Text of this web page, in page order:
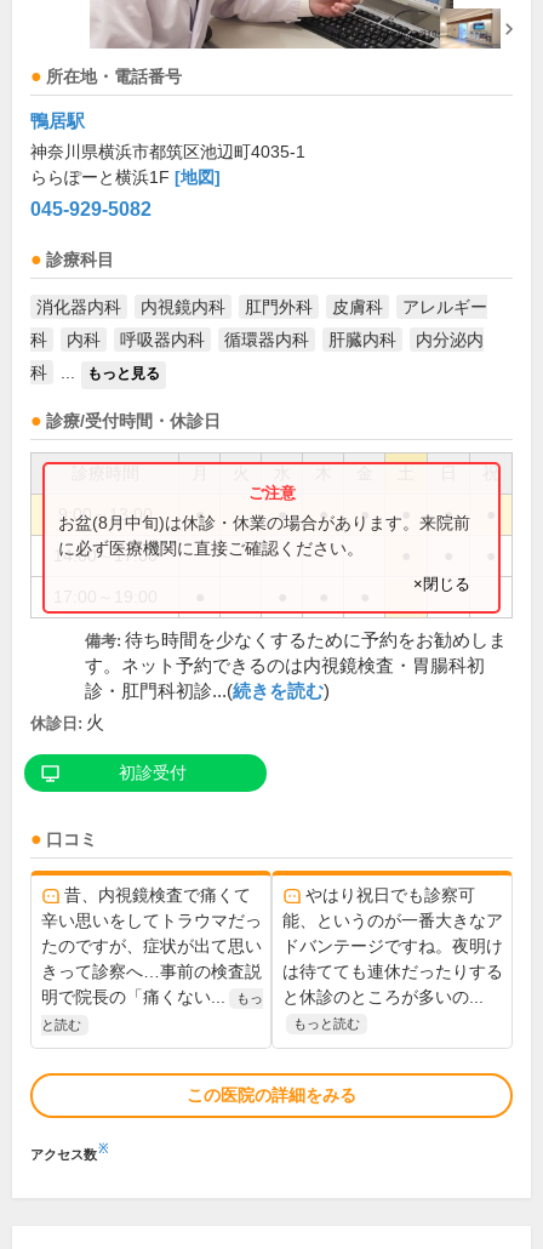
所在地・電話番号
鴨居駅
神奈川県横浜市都筑区池辺町4035-1
ららぽーと横浜1F [地図]
045-929-5082
診療科目
消化器内科 内視鏡内科 肛門外科 皮膚科
アレルギー
科
内科 呼吸器内科 循環器内科 肝臓内科
内分泌内
科
もっと見る
診療/受付時間・休診日
祝
9:00～13:00 ● ● ● ● ●
14:00～17:00
お盆(8月中旬)は休診・休業の場合があります。来院前
に必ず医療機関に直接ご確認ください。
×閉じる
備考: 待ち時間を少なくするために予約をお勧めしま
す。ネット予約できるのは内視鏡検査・胃腸科初
診・肛門科初診...(続きを読む)
休診日: 火
初診受付
口コミ
昔、内視鏡検査で痛くて
辛い思いをしてトラウマだっ
たのですが、症状が出て思い
きって診察へ…事前の検査説
明で院長の「痛くない...
もっ
と読む
やはり祝日でも診察可
能、というのが一番大きなア
ドバンテージですね。夜明け
は待てても連休だったりする
と休診のところが多いの...
もっと読む
この医院の詳細をみる
アクセス数※